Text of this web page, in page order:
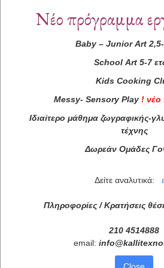
Νέο πρόγραμμα
Baby– Junior Art2,5-
School Art 5-7
Kids Cooking
Messy- Sensory Play ! νέο
Ιδιαίτερο μάθημα ζωγραφικής-
τέχνης
Δωρεάν Ομάδες
Δείτε αναλυτικά:
Πληροφορίες / Κρατήσεις
210 4514888
email: info@